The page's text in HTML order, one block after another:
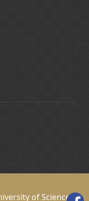
of Science